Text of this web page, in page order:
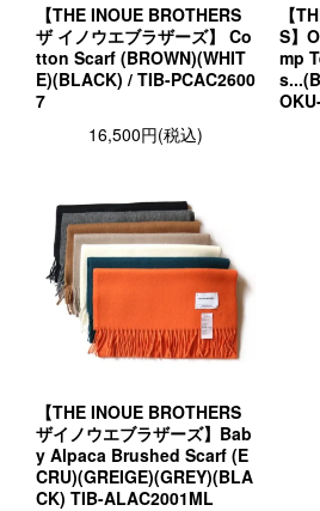
【THE INOUE BROTHERS
ザ イノウエブラザーズ】 Co
tton Scarf (BROWN)(WHIT
E)(BLACK) / TIB-PCAC2600
7
16,500円(税込)
【
S】
mp
【THE INOUE BROTHERS
ザイノウエブラザーズ】Bab
y Alpaca Brushed Scarf (E
CRU)(GREIGE)(GREY)(BLA
CK) TIB-ALAC2001ML